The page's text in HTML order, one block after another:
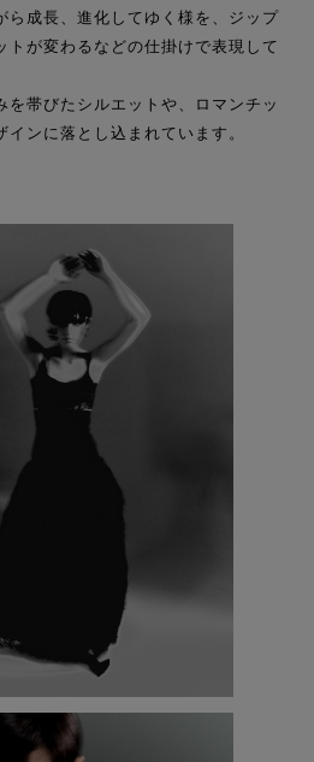
ら成⻑、進化してゆく様を、ジップ
トが変わるなどの仕掛けで表現して
を帯びたシルエットや、ロマンチッ
ンに落とし込まれています。